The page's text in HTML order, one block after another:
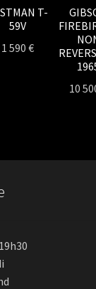
T-
59V
1 590 €
10